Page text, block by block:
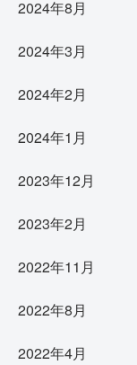
2024年8月
2024年3月
2024年2月
2024年1月
2023年12月
2023年2月
2022年11月
2022年8月
2022年4月